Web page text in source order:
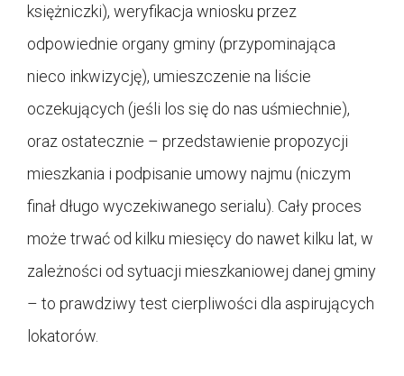
księżniczki), weryfikacja wniosku przez
odpowiednie organy gminy (przypominająca
nieco inkwizycję), umieszczenie na liście
oczekujących (jeśli los się do nas uśmiechnie),
oraz ostatecznie – przedstawienie propozycji
mieszkania i podpisanie umowy najmu (niczym
finał długo wyczekiwanego serialu). Cały proces
może trwać od kilku miesięcy do nawet kilku lat, w
zależności od sytuacji mieszkaniowej danej gminy
– to prawdziwy test cierpliwości dla aspirujących
lokatorów.